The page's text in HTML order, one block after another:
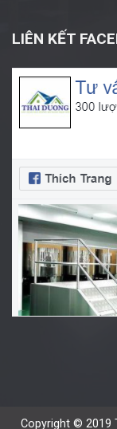
LIÊN KẾT
Copyright © 2019